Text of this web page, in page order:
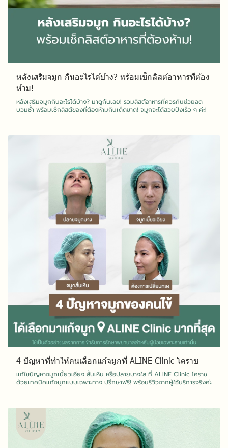
หลังเสริมจมูก กินอะไรได้บ้าง? พร้อมเช็กลิสต์อาหารที่ต้อง
ห้าม!
หลังเสริมจมูกกินอะไรได้บ้าง? มาดูกันเลย! รวมลิสต์อาหารที่ควรกินช่วยลด
บวมช้ำ พร้อมเช็กลิสต์ของที่ต้องห้ามกินเด็ดขาด! จมูกจะได้สวยปังเร็ว ๆ ค่ะ!
4 ปัญหาที่ทำให้คนเลือกแก้จมูกที่ ALINE Clinic โคราช
แก้ไขปัญหาจมูกเบี้ยวเอียง สั้นเหิน หรือปลายบางใส ที่ ALINE Clinic โคราช
ด้วยเทคนิคแก้จมูกแบบเฉพาะทาง ปรึกษาฟรี! พร้อมรีวิวจากผู้ใช้บริการจริงค่ะ